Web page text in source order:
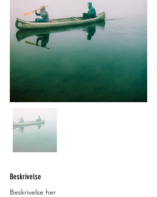
Beskrivelse
Beskrivelse her